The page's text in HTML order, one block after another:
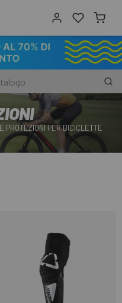
PROTEZIONI PER BICICLETTE